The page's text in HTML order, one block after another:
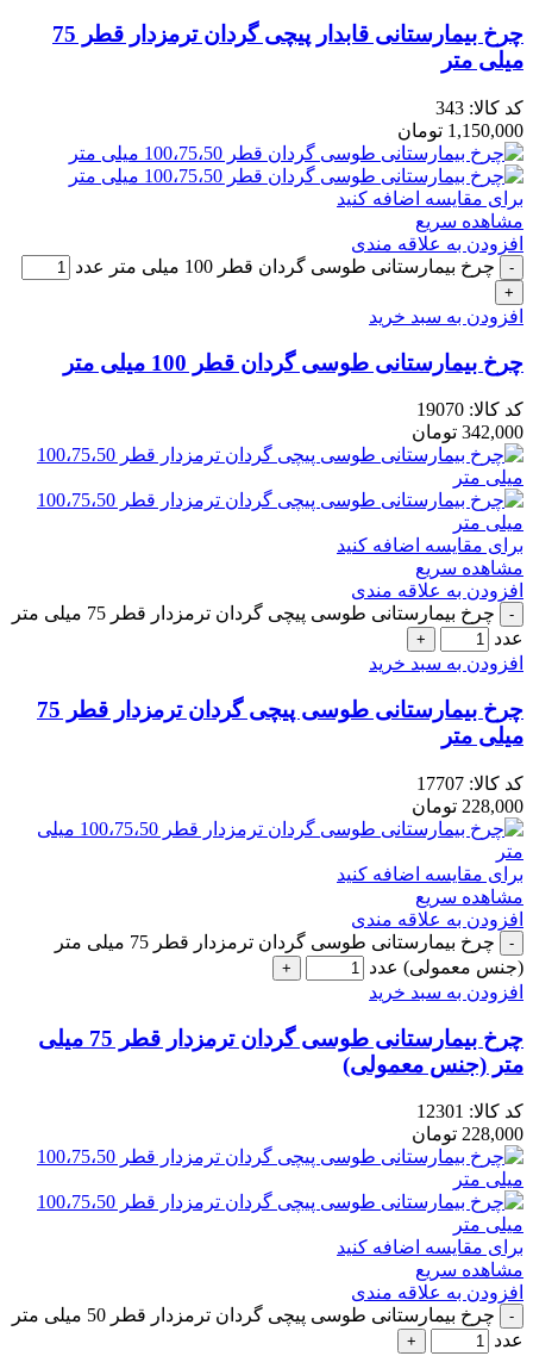
چرخ بیمارستانی قابدار پیچی گردان ترمزدار قطر 75
میلی متر
کد کالا: 343
1,150,000 تومان
برای مقایسه اضافه کنید
مشاهده سریع
افزودن به علاقه مندی
چرخ بیمارستانی طوسی گردان قطر 100 میلی متر عدد
افزودن به سبد خرید
چرخ بیمارستانی طوسی گردان قطر 100 میلی متر
کد کالا: 19070
342,000 تومان
برای مقایسه اضافه کنید
مشاهده سریع
افزودن به علاقه مندی
چرخ بیمارستانی طوسی پیچی گردان ترمزدار قطر 75 میلی متر
عدد
افزودن به سبد خرید
چرخ بیمارستانی طوسی پیچی گردان ترمزدار قطر 75
میلی متر
کد کالا: 17707
228,000 تومان
برای مقایسه اضافه کنید
مشاهده سریع
افزودن به علاقه مندی
چرخ بیمارستانی طوسی گردان ترمزدار قطر 75 میلی متر
(جنس معمولی) عدد
افزودن به سبد خرید
چرخ بیمارستانی طوسی گردان ترمزدار قطر 75 میلی
متر (جنس معمولی)
کد کالا: 12301
228,000 تومان
برای مقایسه اضافه کنید
مشاهده سریع
افزودن به علاقه مندی
چرخ بیمارستانی طوسی پیچی گردان ترمزدار قطر 50 میلی متر
عدد